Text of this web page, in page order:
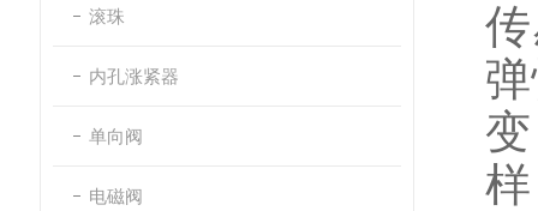
滚珠
内孔涨紧器
单向阀
电磁阀